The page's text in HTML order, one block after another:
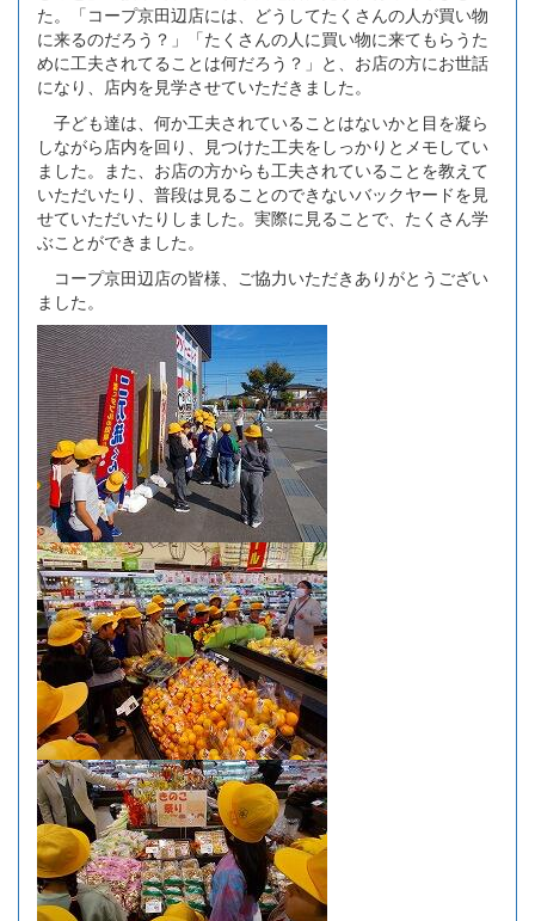
た。「コープ京田辺店には、どうしてたくさんの人が買い物
に来るのだろう？」「たくさんの人に買い物に来てもらうた
めに工夫されてることは何だろう？」と、お店の方にお世話
になり、店内を見学させていただきました。
子ども達は、何か工夫されていることはないかと目を凝ら
しながら店内を回り、見つけた工夫をしっかりとメモしてい
ました。また、お店の方からも工夫されていることを教えて
いただいたり、普段は見ることのできないバックヤードを見
せていただいたりしました。実際に見ることで、たくさん学
ぶことができました。
コープ京田辺店の皆様、ご協力いただきありがとうござい
ました。